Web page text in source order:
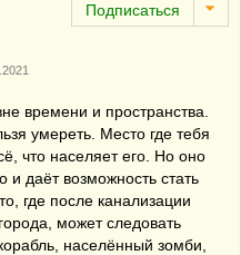
времени и пространства.
умереть. Место где тебя
что населяет его. Но оно
и даёт возможность стать
где после канализации
может следовать
населённый зомби,